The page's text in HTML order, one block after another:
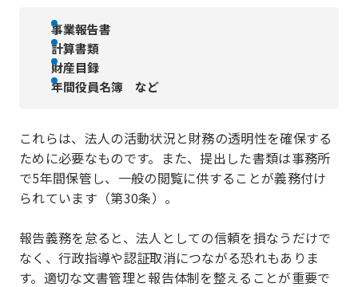
事業報告書
計算書類
財産目録
年間役員名簿 など
これらは、法人の活動状況と財務の透明性を確保する
ために必要なものです。また、提出した書類は事務所
で5年間保管し、一般の閲覧に供することが義務付け
られています（第30条）。
報告義務を怠ると、法人としての信頼を損なうだけで
なく、行政指導や認証取消につながる恐れもありま
す。適切な文書管理と報告体制を整えることが重要で